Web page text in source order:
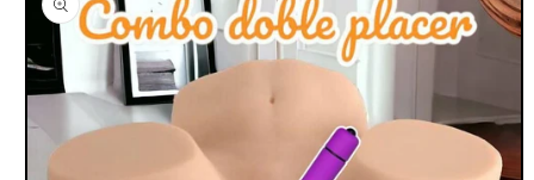
información
del producto